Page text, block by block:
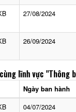
27/08/2024
26/09/2024
lĩnh vực "Thông
Ngày ban hành
04/07/2024